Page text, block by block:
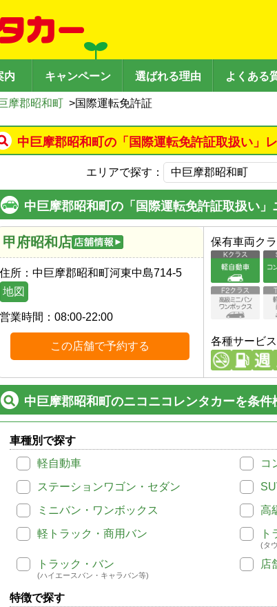
内 キャンペーン 選ばれる理由 よくある
摩郡昭和町 >国際運転免許証
中巨摩郡昭和町の「国際運転免許証取扱い」
エリアで探す：
中巨摩郡昭和町の「国際運転免許証取扱い
甲府昭和店
住所： 中巨摩郡昭和町河東中島714-5
地図
営業時間： 08:00-22:00
この店舗で予約する
保有車両ク
各種サービス
中巨摩郡昭和町のニコニコレンタカーを条件
車種別で探す
軽自動車
コ
ステーションワゴン・セダン
ミニバン・ワンボックス
高
軽トラック・商用バン
ト
(タ
トラック・バン
(ハイエースバン・キャラバン等)
店
特徴で探す